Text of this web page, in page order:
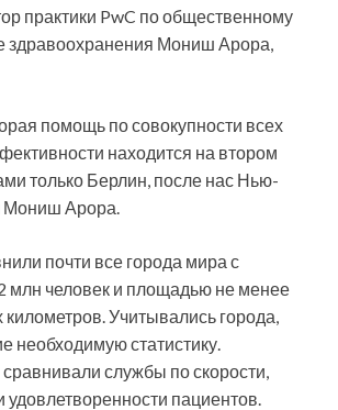
практики PwC по общественному
здравоохранения Мониш Арора,
помощь по совокупности всех
находится на втором
только Берлин, после нас Нью-
Мониш Арора.
почти все города мира с
млн человек и площадью не менее
Учитывались города,
необходимую статистику.
службы по скорости,
пациентов.